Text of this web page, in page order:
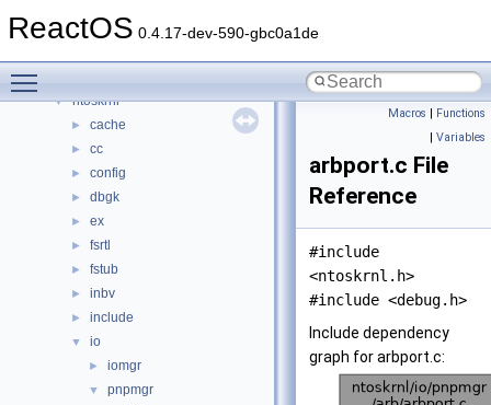
ReactOS 0.4.17-dev-590-gbc0a1de
► hal
▼ ntoskrnl
► cache
► cc
► config
► dbgk
► ex
► fsrtl
► fstub
► inbv
► include
▼ io
► iomgr
▼ pnpmgr
Macros | Functions
| Variables
arbport.c File
Reference
#include
<ntoskrnl.h>
#include <debug.h>
Include dependency
graph for arbport.c: